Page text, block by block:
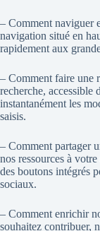
– Comment naviguer
navigation situé en
rapidement aux
– Comment faire une
recherche, accessible
instantanément les
saisis.
– Comment partager
nos ressources à
des boutons intégrés
sociaux.
– Comment enrichir
souhaitez contribuer,